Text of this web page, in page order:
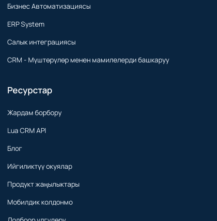
Бизнес Автоматизациясы
ERP System
Салык интеграциясы
CRM - Мүштөрүлөр менен мамилелерди башкаруу
Ресурстар
Жардам борбору
Lua CRM API
Блог
Ийгиликтүү окуялар
Продукт жаңылыктары
Мобилдик колдонмо